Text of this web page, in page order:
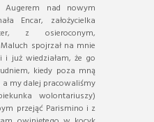
Augerem nad nowym
Encar, założycielka
z osieroconym,
spojrzał na mnie
już wiedziałam, że go
kiedy poza mną
my dalej pracowaliśmy
wolontariuszy)
przejąć Parismino i z